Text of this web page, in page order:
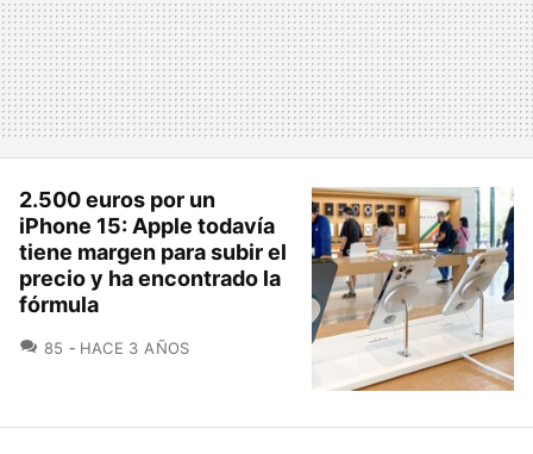
2.500 euros por un
iPhone 15: Apple todavía
tiene margen para subir el
precio y ha encontrado la
fórmula
85 COMENTARIOS
HACE 3 AÑOS